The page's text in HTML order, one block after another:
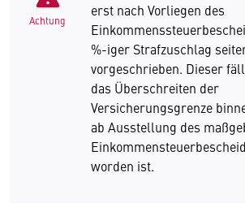
Achtung
erst nach Vorliegen des
%-iger Strafzuschlag
vorgeschrieben. Dieser
das Überschreiten der
Versicherungsgrenze
ab Ausstellung des
worden ist.